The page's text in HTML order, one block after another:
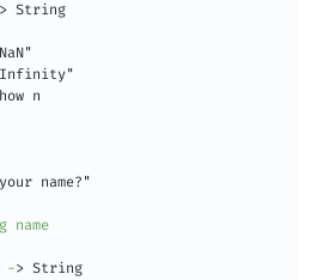
String
n
name?"
name
-> String